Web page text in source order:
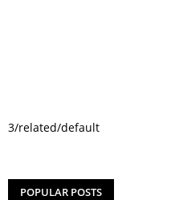
3/related/default
POPULAR POSTS